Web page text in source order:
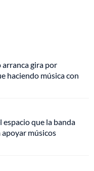
gira por
haciendo música con
espacio que la banda
músicos